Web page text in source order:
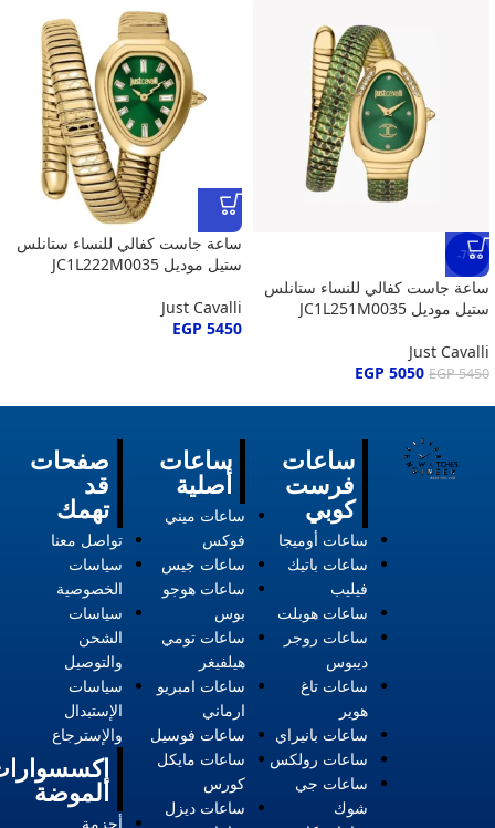
-7%
ساعة جاست كفالي للنساء ستانلس
ستيل موديل JC1L251M0035
Just Cavalli
EGP5450
EGP 5050
ساعة جاست كفالي للنساء ستانلس
ستيل موديل JC1L222M0035
Just Cavalli
EGP 5450
صفحات
قد
تهمك
تواصل معنا
سياسات
الخصوصية
سياسات
الشحن
والتوصيل
سياسات
الإستبدال
والإسترجاع
الموضة
أحزمة
ساعات
أصلية
ساعات ميني
فوكس
ساعات جيس
ساعات هوجو
بوس
ساعات تومي
هيلفيغر
ساعات امبريو
ارماني
ساعات فوسيل
ساعات مايكل
كورس
ساعات ديزل
ساعات
فرست
كوبي
ساعات أوميجا
ساعات باتيك
فيليب
ساعات هوبلت
ساعات روجر
ديبوس
ساعات تاغ
هوير
ساعات بانيراي
ساعات رولكس
ساعات جي
شوك